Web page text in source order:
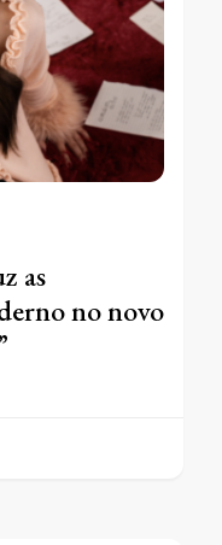
as
no novo